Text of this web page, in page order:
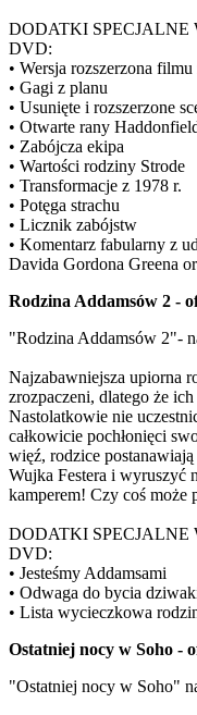
DODATKI
DVD:
• Wersja rozszerzona
• Gagi z planu
• Usunięte i rozszerzone
• Otwarte rany
• Zabójcza ekipa
• Wartości rodziny Strode
• Transformacje z 1978 r.
• Potęga strachu
• Licznik zabójstw
• Komentarz fabularny z
Davida Gordona Greena
Rodzina Addamsów 2 -
"Rodzina Addamsów 2"-
Najzabawniejsza upiorna
zrozpaczeni, dlatego że
Nastolatkowie nie
całkowicie pochłonięci
więź, rodzice
Wujka Festera i wyruszyć
kamperem! Czy coś może
DODATKI
DVD:
• Jesteśmy Addamsami
• Odwaga do bycia
• Lista wycieczkowa
Ostatniej nocy w Soho -
"Ostatniej nocy w Soho"